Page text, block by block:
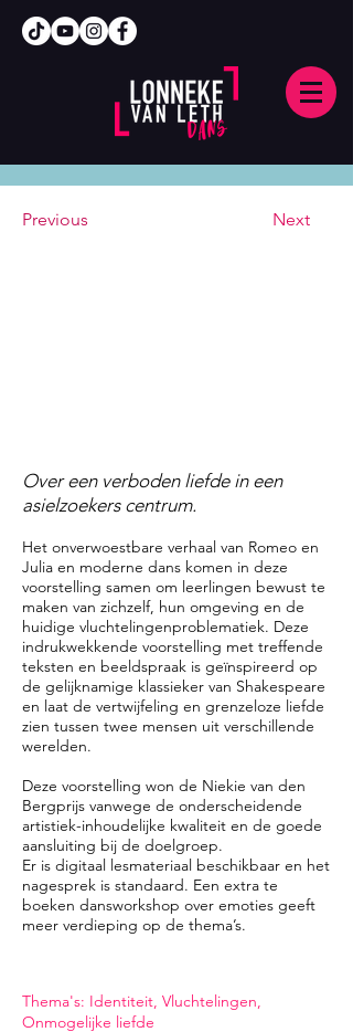
Previous Next
Over een verboden liefde in een
asielzoekers centrum.
Het onverwoestbare verhaal van Romeo en
Julia en moderne dans komen in deze
voorstelling samen om leerlingen bewust te
maken van zichzelf, hun omgeving en de
huidige vluchtelingenproblematiek. Deze
indrukwekkende voorstelling met treffende
teksten en beeldspraak is geïnspireerd op
de gelijknamige klassieker van Shakespeare
en laat de vertwijfeling en grenzeloze liefde
zien tussen twee mensen uit verschillende
werelden.
Deze voorstelling won de Niekie van den
Bergprijs vanwege de onderscheidende
artistiek-inhoudelijke kwaliteit en de goede
aansluiting bij de doelgroep.
Er is digitaal lesmateriaal beschikbaar en het
nagesprek is standaard. Een extra te
boeken dansworkshop over emoties geeft
meer verdieping op de thema’s.
Thema's: Identiteit, Vluchtelingen,
Onmogelijke liefde